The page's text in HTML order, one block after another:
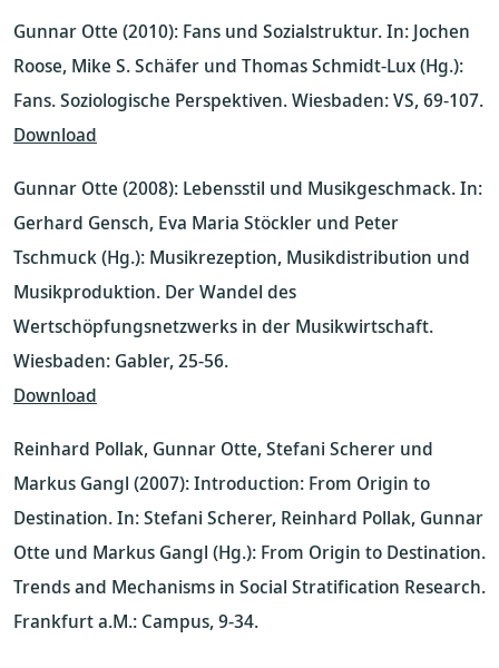
Gunnar Otte (2010): Fans und Sozialstruktur. In: Jochen
Roose, Mike S. Schäfer und Thomas Schmidt-Lux (Hg.):
Fans. Soziologische Perspektiven. Wiesbaden: VS, 69-107.
Download
Gunnar Otte (2008): Lebensstil und Musikgeschmack. In:
Gerhard Gensch, Eva Maria Stöckler und Peter
Tschmuck (Hg.): Musikrezeption, Musikdistribution und
Musikproduktion. Der Wandel des
Wertschöpfungsnetzwerks in der Musikwirtschaft.
Wiesbaden: Gabler, 25-56.
Download
Reinhard Pollak, Gunnar Otte, Stefani Scherer und
Markus Gangl (2007): Introduction: From Origin to
Destination. In: Stefani Scherer, Reinhard Pollak, Gunnar
Otte und Markus Gangl (Hg.): From Origin to Destination.
Trends and Mechanisms in Social Stratification Research.
Frankfurt a.M.: Campus, 9-34.